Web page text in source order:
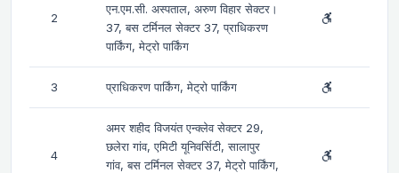
2
एन.एम.सी. अस्पताल, अरुण विहार सेक्टर।
37, बस टर्मिनल सेक्टर 37, प्राधिकरण
पार्किंग, मेट्रो पार्किंग
3 प्राधिकरण पार्किंग, मेट्रो पार्किंग
4
अमर शहीद विजयंत एन्क्लेव सेक्टर 29,
छलेरा गांव, एमिटी यूनिवर्सिटी, सालापुर
गांव, बस टर्मिनल सेक्टर 37, मेट्रो पार्किंग,